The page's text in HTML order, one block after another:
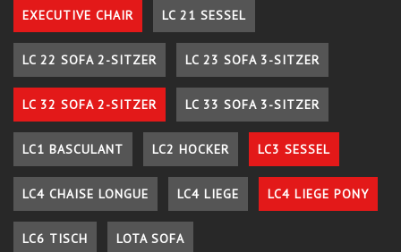
EXECUTIVE CHAIR LC 21 SESSEL
LC 22 SOFA 2-SITZER LC 23 SOFA 3-SITZER
LC 32 SOFA 2-SITZER LC 33 SOFA 3-SITZER
LC1 BASCULANT LC2 HOCKER LC3 SESSEL
LC4 CHAISE LONGUE LC4 LIEGE LC4 LIEGE PONY
LC6 TISCH LOTA SOFA